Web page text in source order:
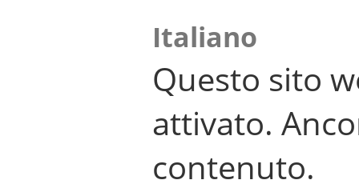
Italiano
Questo sito
attivato.
contenuto.